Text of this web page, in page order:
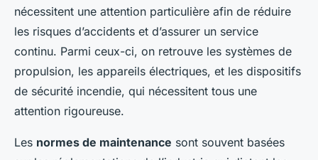
nécessitent une attention particulière afin de réduire
les risques d’accidents et d’assurer un service
continu. Parmi ceux-ci, on retrouve les systèmes de
propulsion, les appareils électriques, et les dispositifs
de sécurité incendie, qui nécessitent tous une
attention rigoureuse.
Les normes de maintenance sont souvent basées